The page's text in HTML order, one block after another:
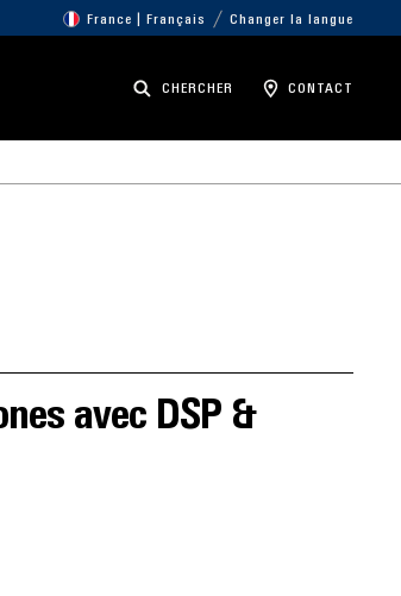
France | Français Changer la langue
CHERCHER CONTACT
avec DSP &